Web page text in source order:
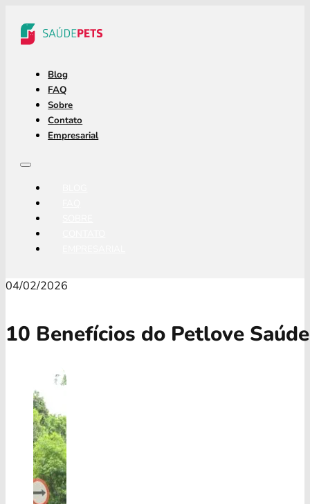
Blog
FAQ
Sobre
Contato
Empresarial
04/02/2026
10 Benefícios do Petlove